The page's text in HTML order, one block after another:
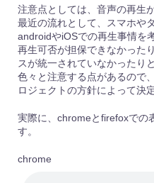
注意点としては、音声の再生
最近の流れとして、スマホや
androidやiOSでの再生事情を
再生可否が担保できなかった
スが統一されていなかったりと
色々と注意する点があるので
ロジェクトの方針によって決
実際に、chromeとfirefoxでの
す。
chrome